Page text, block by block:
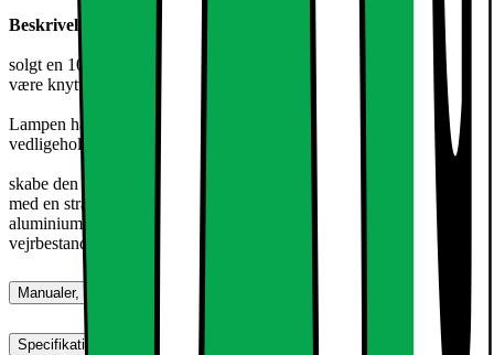
Beskrivelse:
solgt en 100W LED udendørs belysning i varm hvid. Lampen skal
være knyttet til et rørstativ.
Lampen har en umiddelbar antændelse ved maksimal effekt og en
vedligeholdelse er heller ikke nødvendigt.
skabe den indbyggede linser en ensartet lysstråle uden grå områder
med en stråle vinkel på 120 grader. Strukturen består af lakeret
aluminium og tillader fremragende varmeafledning, samt
vejrbestandighed.
Manualer, downloads, garanti og support
Specifikationer